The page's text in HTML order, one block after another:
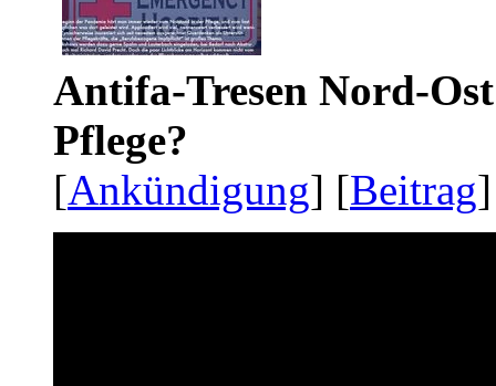
Antifa-Tresen Nord-
Pflege?
[Ankündigung] [Beitrag